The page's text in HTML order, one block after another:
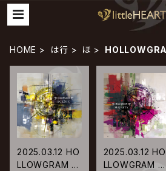
HOME は行 ほ
2025.03.12 HO
LLOWGRAM /
2025.03.12 HO
LLOWGRAM /